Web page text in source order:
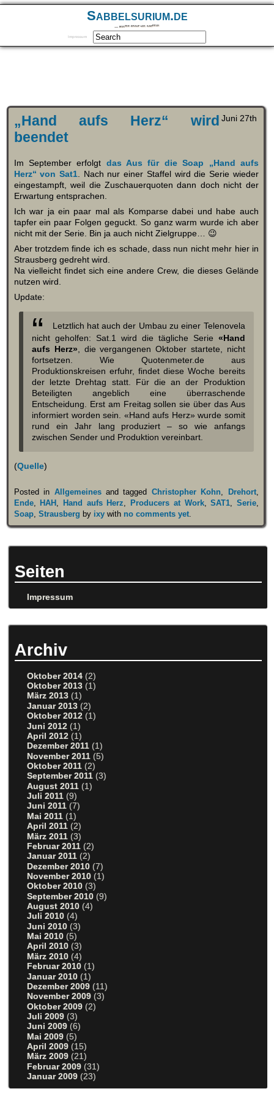
Sabbelsurium.de
… munter drauf los sabbeln
Impressum
Juni 27th
„Hand aufs Herz“ wird
beendet
Im September erfolgt das Aus für die Soap „Hand aufs
Herz“ von Sat1 . Nach nur einer Staffel wird die Serie wieder
eingestampft, weil die Zuschauerquoten dann doch nicht der
Erwartung entsprachen.
Ich war ja ein paar mal als Komparse dabei und habe auch
tapfer ein paar Folgen geguckt. So ganz warm wurde ich aber
nicht mit der Serie. Bin ja auch nicht Zielgruppe… 😉
Aber trotzdem finde ich es schade, dass nun nicht mehr hier in
Strausberg gedreht wird.
Na vielleicht findet sich eine andere Crew, die dieses Gelände
nutzen wird.
Update:
Letztlich hat auch der Umbau zu einer Telenovela
nicht geholfen: Sat.1 wird die tägliche Serie «Hand
aufs Herz», die vergangenen Oktober startete, nicht
fortsetzen. Wie Quotenmeter.de aus
Produktionskreisen erfuhr, findet diese Woche bereits
der letzte Drehtag statt. Für die an der Produktion
Beteiligten angeblich eine überraschende
Entscheidung. Erst am Freitag sollen sie über das Aus
informiert worden sein. «Hand aufs Herz» wurde somit
rund ein Jahr lang produziert – so wie anfangs
zwischen Sender und Produktion vereinbart.
(Quelle)
Posted in Allgemeinesand tagged Christopher Kohn, Drehort,
Ende, HAH , Hand aufs Herz, Producers at Work,SAT1, Serie,
Soap, Strausberg by ixywith no comments yet.
Seiten
Impressum
Archiv
Oktober 2014 (2)
Oktober 2013 (1)
März 2013 (1)
Januar 2013 (2)
Oktober 2012 (1)
Juni 2012 (1)
April 2012 (1)
Dezember 2011 (1)
November 2011 (5)
Oktober 2011 (2)
September 2011 (3)
August 2011 (1)
Juli 2011 (9)
Juni 2011 (7)
Mai 2011 (1)
April 2011 (2)
März 2011 (3)
Februar 2011 (2)
Januar 2011 (2)
Dezember 2010 (7)
November 2010 (1)
Oktober 2010 (3)
September 2010 (9)
August 2010 (4)
Juli 2010 (4)
Juni 2010 (3)
Mai 2010 (5)
April 2010 (3)
März 2010 (4)
Februar 2010 (1)
Januar 2010 (1)
Dezember 2009 (11)
November 2009 (3)
Oktober 2009 (2)
Juli 2009 (3)
Juni 2009 (6)
Mai 2009 (5)
April 2009 (15)
März 2009 (21)
Februar 2009 (31)
Januar 2009 (23)